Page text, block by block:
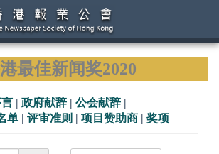
最佳新闻奖2020
言 | 政府献辞 | 公会献辞 |
单 | 评审准则 | 项目赞助商 | 奖项